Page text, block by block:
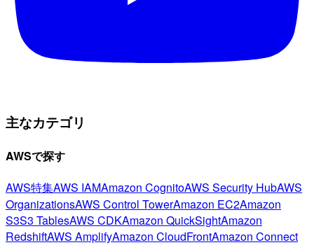
主なカテゴリ
AWSで探す
AWS特集AWS IAMAmazon CognitoAWS Security HubAWS
OrganizationsAWS Control TowerAmazon EC2Amazon
S3S3 TablesAWS CDKAmazon QuickSightAmazon
RedshiftAWS AmplifyAmazon CloudFrontAmazon Connect